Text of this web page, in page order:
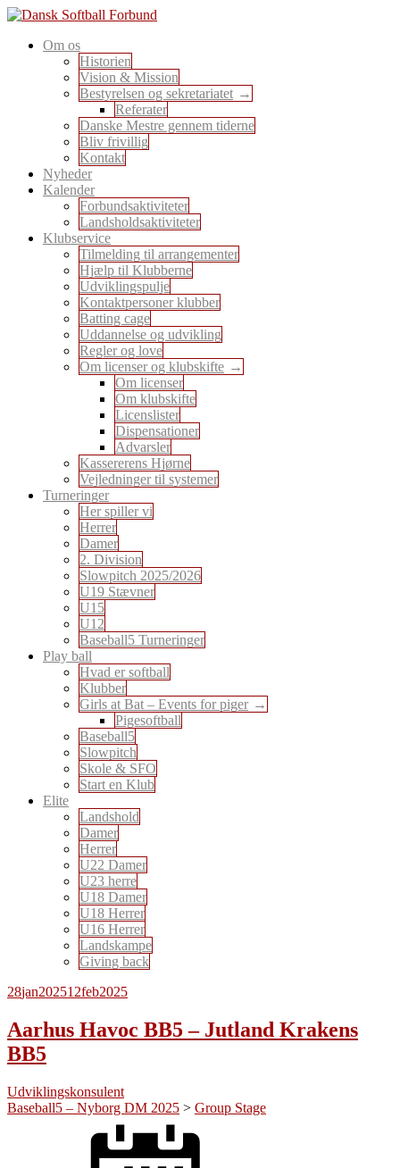
Skip
content
Dansk Softball Forbund
En sport for alle
Om os
Historien
Vision & Mission
Bestyrelsen og sekretariatet
Referater
Danske Mestre gennem tiderne
Bliv frivillig
Kontakt
Nyheder
Kalender
Forbundsaktiviteter
Landsholdsaktiviteter
Klubservice
Tilmelding til arrangementer
Hjælp til Klubberne
Udviklingspulje
Kontaktpersoner klubber
Batting cage
Uddannelse og udvikling
Regler og love
Om licenser og klubskifte
Om licenser
Om klubskifte
Licenslister
Dispensationer
Advarsler
Kassererens Hjørne
Vejledninger til systemer
Turneringer
Her spiller vi
Herrer
Damer
2. Division
Slowpitch 2025/2026
U19 Stævner
U15
U12
Baseball5 Turneringer
Play ball
Hvad er softball
Klubber
Girls at Bat – Events for piger
Pigesoftball
Baseball5
Slowpitch
Skole & SFO
Start en Klub
Elite
Landshold
Damer
Herrer
U22 Damer
U23 herre
U18 Damer
U18 Herrer
U16 Herrer
Landskampe
Giving back
28jan202512feb2025
Aarhus Havoc BB5 – Jutland Krakens
BB5
Udviklingskonsulent
Baseball5 – Nyborg DM 2025 > Group Stage